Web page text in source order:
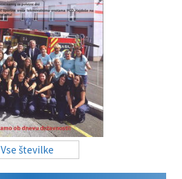
Vse številke